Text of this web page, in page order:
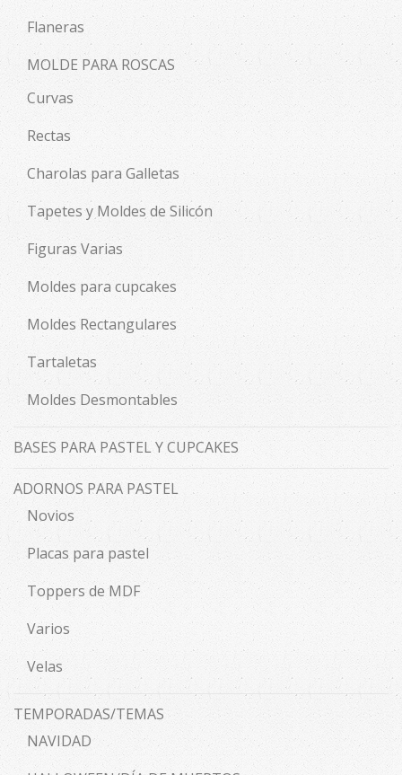
Flaneras
MOLDE PARA ROSCAS
Curvas
Rectas
Charolas para Galletas
Tapetes y Moldes de Silicón
Figuras Varias
Moldes para cupcakes
Moldes Rectangulares
Tartaletas
Moldes Desmontables
BASES PARA PASTEL Y CUPCAKES
ADORNOS PARA PASTEL
Novios
Placas para pastel
Toppers de MDF
Varios
Velas
TEMPORADAS/TEMAS
NAVIDAD